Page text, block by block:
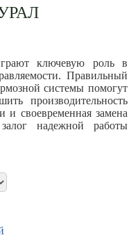
ключевую роль в
Правильный
системы помогут
производительность
и своевременная замена
надежной работы